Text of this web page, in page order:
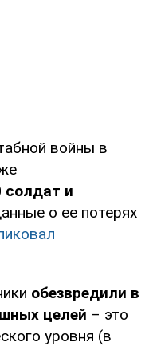
войны в
солдат и
о ее потерях
обезвредили в
целей – это
уровня (в